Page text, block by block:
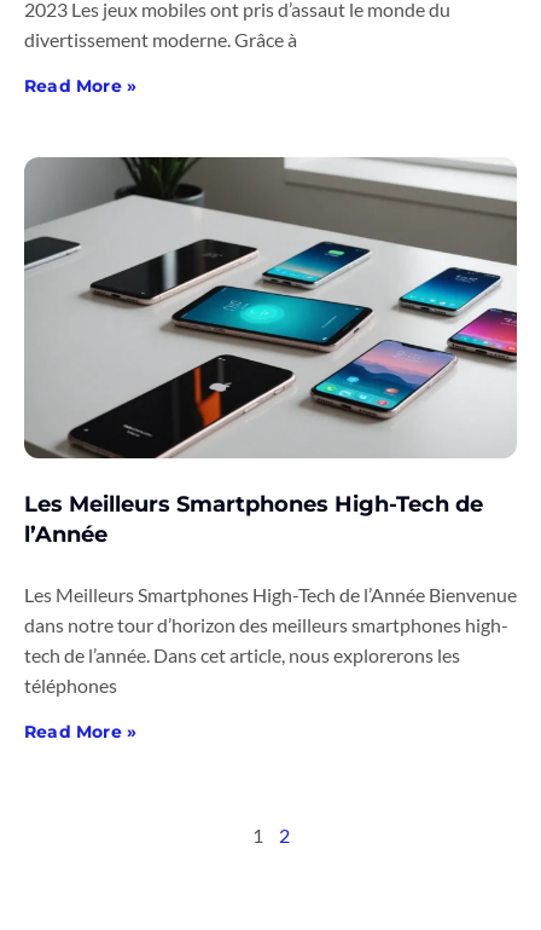
2023 Les jeux mobiles ont pris d’assaut le monde du
divertissement moderne. Grâce à
Read More »
Les Meilleurs Smartphones High-Tech de
l’Année
Les Meilleurs Smartphones High-Tech de l’Année Bienvenue
dans notre tour d’horizon des meilleurs smartphones high-
tech de l’année. Dans cet article, nous explorerons les
téléphones
Read More »
1 2